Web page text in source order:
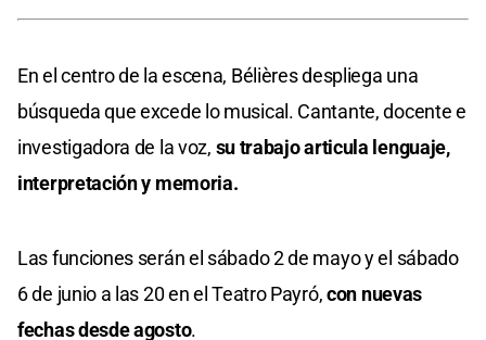
En el centro de la escena, Bélières despliega una
búsqueda que excede lo musical. Cantante, docente e
investigadora de la voz, su trabajo articula lenguaje,
interpretación y memoria.
Las funciones serán el sábado 2 de mayo y el sábado
6 de junio a las 20 en el Teatro Payró,con nuevas
fechas desde agosto.